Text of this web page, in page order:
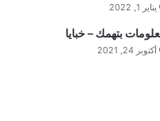
يناير 1, 2022
بتهمك – خبايا
أكتوبر 24, 2021